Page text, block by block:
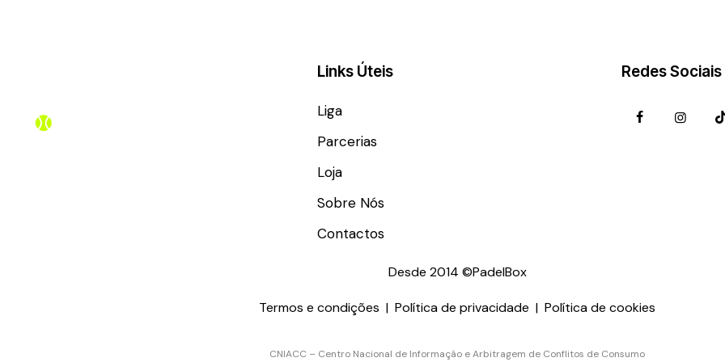
Links Úteis
Liga
Parcerias
Loja
Sobre Nós
Contactos
Redes Sociais
Desde 2014 ©PadelBox
Termos e condições | Política de privacidade | Política de cookies
CNIACC – Centro Nacional de Informação e Arbitragem de Conflitos de Consumo